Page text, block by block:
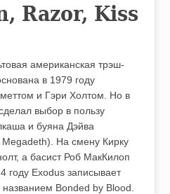
Razor, Kiss
американская трэш-
в 1979 году
и Гэри Холтом. Но в
выбор в пользу
и буяна Дэйва
На смену Кирку
а басист Роб МакКилоп
году Exodus записывает
Bonded by Blood.